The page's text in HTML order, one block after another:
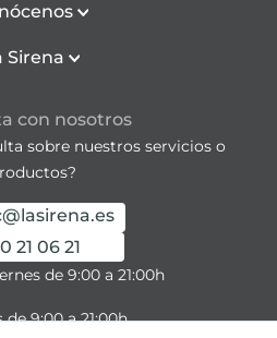
Sirena
con nosotros
sobre nuestros servicios o
21 06 21
de 9:00 a 21:00h
de 9:00 a 21:00h